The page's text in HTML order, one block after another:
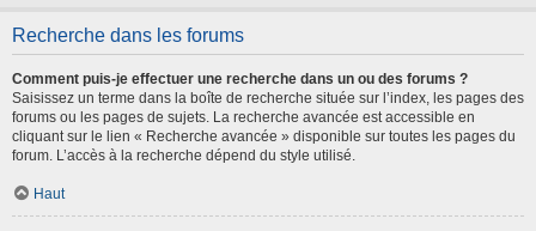
Recherche dans les forums
Comment puis-je effectuer une recherche dans un ou des forums ?
Saisissez un terme dans la boîte de recherche située sur l’index, les pages des
forums ou les pages de sujets. La recherche avancée est accessible en
cliquant sur le lien « Recherche avancée » disponible sur toutes les pages du
forum. L’accès à la recherche dépend du style utilisé.
Haut